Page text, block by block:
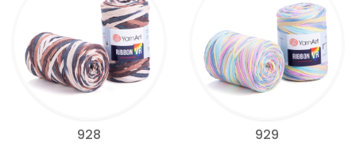
928 929